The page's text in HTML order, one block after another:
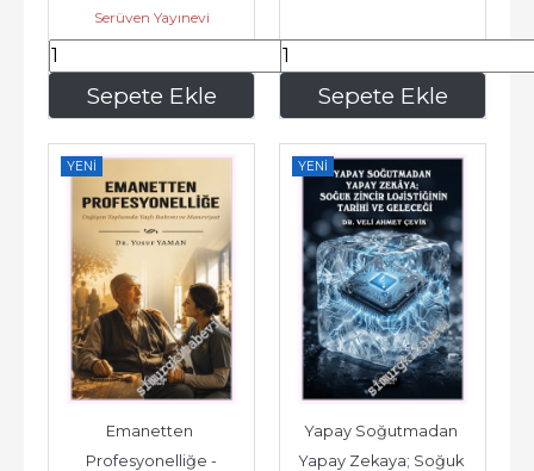
Sepete Ekle
Politika ve...
Serüven Yayınevi
323,05 Sepete Ekle
150,15
YENI
Emanetten
Profesyonelliğe -
YENI
Yapay Soğutmadan
Yapay Zekaya; Soğuk